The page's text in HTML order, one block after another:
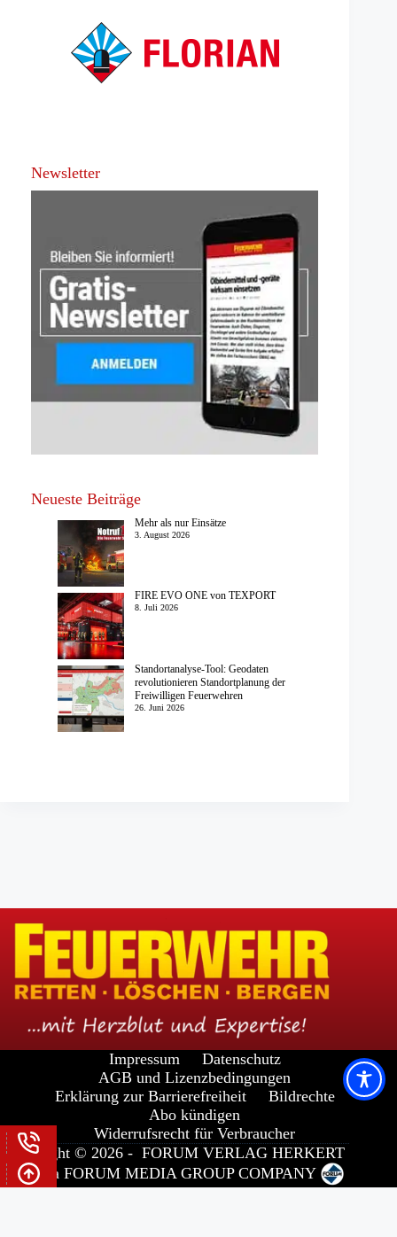
Newsletter
Neueste Beiträge
Mehr als nur Einsätze
3. August 2026
FIRE EVO ONE von TEXPORT
8. Juli 2026
Standortanalyse-Tool: Geodaten
revolutionieren Standortplanung der
Freiwilligen Feuerwehren
26. Juni 2026
Impressum
Datenschutz
AGB und Lizenzbedingungen
Erklärung zur Barrierefreiheit
Bildrechte
Abo kündigen
Widerrufsrecht für Verbraucher
Copyright © 2026 - FORUM VERLAG HERKERT
GMBH
aFORUM MEDIA GROUPCOMPANY